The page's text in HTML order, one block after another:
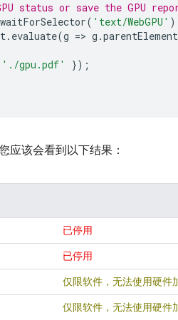
status or save the GPU
waitForSelector( 'text/WebGPU'
. evaluate(g => g .parentElement
'./gpu.pdf' });
您应该会看到以下结果：
已停用
已停用
仅限软件，无法使用硬件
仅限软件，无法使用硬件